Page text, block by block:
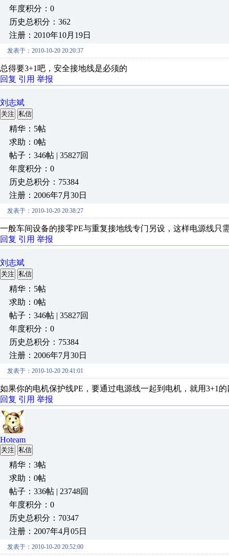
年度积分：0
历史总积分：362
注册：2010年10月19日
发表于：2010-10-20 20:20:37
总得要3+1吧，安全接地线是必须的
回复 引用 举报
刘志斌
关注 私信
精华：5帖
求助：0帖
帖子：346帖 | 35827回
年度积分：0
历史总积分：75384
注册：2006年7月30日
发表于：2010-10-20 20:38:27
一般车间设备的接零PE与重复接地线专门另设，这样电源线只
回复 引用 举报
刘志斌
关注 私信
精华：5帖
求助：0帖
帖子：346帖 | 35827回
年度积分：0
历史总积分：75384
注册：2006年7月30日
发表于：2010-10-20 20:41:01
如果你的电机保护线PE，要通过电源线一起到电机，就用3+1
回复 引用 举报
Hoteam
关注 私信
精华：3帖
求助：0帖
帖子：336帖 | 23748回
年度积分：0
历史总积分：70347
注册：2007年4月05日
发表于：2010-10-20 20:52:00